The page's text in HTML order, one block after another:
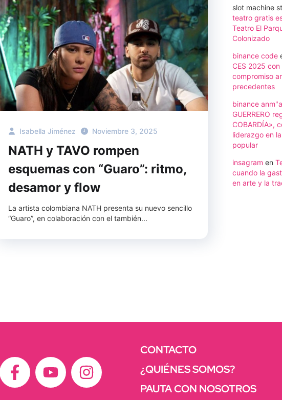
Isabella Jiménez Noviembre 3, 2025
NATH y TAVO rompen
esquemas con “Guaro”: ritmo,
desamor y flow
La artista colombiana NATH presenta su nuevo sencillo
“Guaro”, en colaboración con el también...
slot machine
teatro gratis
Teatro El
Colonizado
binance code
CES 2025
compromiso
precedentes
binance
GUERRERO
COBARDÍA»,
liderazgo en
popular
insagram en
cuando la
en arte y la
CONTACTO
¿QUIÉNES SOMOS?
PAUTA CON NOSOTROS